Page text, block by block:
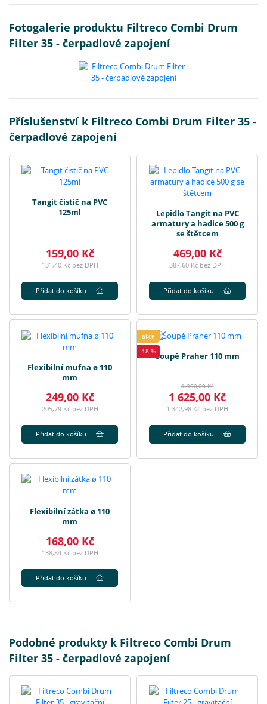
Fotogalerie produktu Filtreco Combi Drum
Filter 35 - čerpadlové zapojení
Příslušenství k Filtreco Combi Drum Filter 35 -
čerpadlové zapojení
Tangit čistič na PVC
125ml
159,00 Kč
131,40 Kč bez DPH
Přidat do košíku
Lepidlo Tangit na PVC
armatury a hadice 500 g
se štětcem
469,00 Kč
387,60 Kč bez DPH
Přidat do košíku
Flexibilní mufna ø 110
mm
249,00 Kč
205,79 Kč bez DPH
Přidat do košíku
akce
18 %Šoupě Praher 110 mm
1 990,00 Kč
1 625,00 Kč
1 342,98 Kč bez DPH
Přidat do košíku
Flexibilní zátka ø 110
mm
168,00 Kč
138,84 Kč bez DPH
Přidat do košíku
Podobné produkty k Filtreco Combi Drum
Filter 35 - čerpadlové zapojení